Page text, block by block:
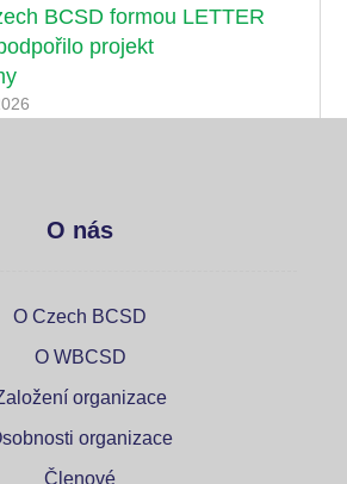
BCSD formou LETTER
projekt
O nás
O Czech BCSD
O WBCSD
organizace
organizace
Členové